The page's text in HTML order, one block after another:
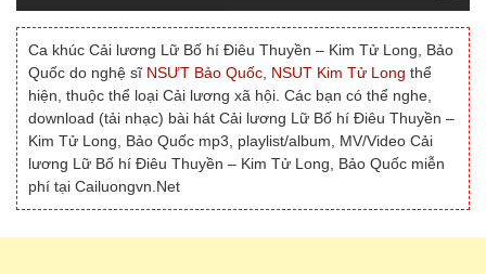
Ca khúc Cải lương Lữ Bố hí Điêu Thuyền – Kim Tử Long, Bảo
Quốc do nghệ sĩ NSƯT Bảo Quốc NSUT Kim Tử Long thể
hiện, thuộc thể loại Cải lương xã hội. Các bạn có thể nghe,
download (tải nhạc) bài hát Cải lương Lữ Bố hí Điêu Thuyền –
Kim Tử Long, Bảo Quốc mp3, playlist/album, MV/Video Cải
lương Lữ Bố hí Điêu Thuyền – Kim Tử Long, Bảo Quốc miễn
phí tại Cailuongvn.Net